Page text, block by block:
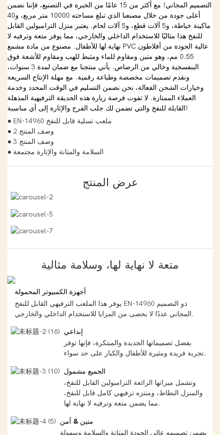
التصميم المجاني! مع أكثر من 15 عامًا من الخبرة في التصنيع، فإننا نضمن
أعلى جودة من خلال مصنعنا الذي تبلغ مساحته 10000 متر مربع، و40
ماكينة خياطة، و5 آلات قطع، و5 آلات لحام. يعتبر منزل الترامبولين القابل
للنفخ هذا مثاليًا للاستخدام الداخلي والخارجي، مما يوفر متعة وترفيه لا
نهاية لها للأطفال. مصنوع من مادة مشمع PVC عالية الجودة من أفلاطون
0.55 مم، وهو متين ومقاوم للماء ومثبط للهب ومقاوم للأشعة فوق
البنفسجية وخالي من الرصاص. يأتي منتجنا مع ضمان لمدة 3 سنوات،
ونقدم تصميمات مخصصة وطباعة رقمية. مع مهلة الإنتاج السريعة
وخيارات الشحن الفعالة، نحن نضمن التسليم في الوقت المحدد وخدمة
العملاء الممتازة. لا تفوت فرصة زيارة هذه الحديقة الترفيهية المذهلة
القابلة للنفخ والتي تضمن لك جلب الفرح والإثارة إلى أي مناسبة!
● EN-14960 ملعب تسلية قابل للنفخ
● وصف المنتج 2
● وصف المنتج 3
● السلامة والمتانة والإثارة مجتمعة
عرض المنتج
متعة لا نهاية لها، وسلامة مثالية
أجهزة الكمبيوتر المحمولة
يوفر هذا الملعب الترفيهي القابل للنفخ EN-14960 ذو التصميم
المجاني عددًا لا يحصى من المزايا للاستخدام الداخلي والخارجي.
إبداعي
بفضل تصميماتها الجديدة والمبتكرة، فإنها توفر
تجربة فريدة ومثيرة للأطفال والكبار على حد سواء.
الجميع مشمول
وتشمل ميزاتها الرائعة الترامبولين القابل للنفخ،
والمنزل النطاط، ومنتزه ترفيهي كامل قابل للنفخ،
مما يضمن متعة وترفيه لا نهاية لها.
متين & آمن
يضمن تصميمه عالي الجودة المتانة والسلامة وسهولة